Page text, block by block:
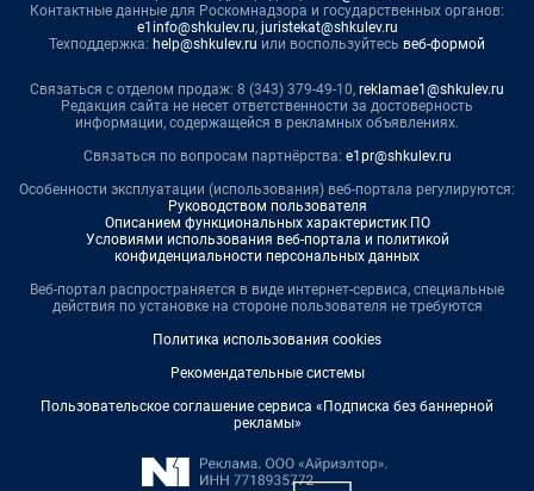
Контактные данные для Роскомнадзора и государственных органов:
e1info@shkulev.ru, juristekat@shkulev.ru
Техподдержка: help@shkulev.ru или воспользуйтесь веб-формой
Связаться с отделом продаж: 8 (343) 379-49-10, reklamae1@shkulev.ru
Редакция сайта не несет ответственности за достоверность
информации, содержащейся в рекламных объявлениях.
Связаться по вопросам партнёрства: e1pr@shkulev.ru
Особенности эксплуатации (использования) веб-портала регулируются:
Руководством пользователя
Описанием функциональных характеристик ПО
Условиями использования веб-портала и политикой
конфиденциальности персональных данных
Веб-портал распространяется в виде интернет-сервиса, специальные
действия по установке на стороне пользователя не требуются
Политика использования cookies
Рекомендательные системы
Пользовательское соглашение сервиса «Подписка без баннерной
рекламы»